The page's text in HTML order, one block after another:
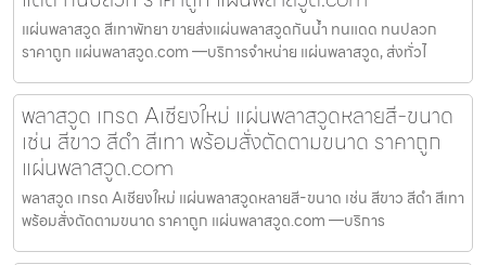
แผ่นพลาสวูด สีเทาพัทยา ขายส่งแผ่นพลาสวูดกันน้ำ ทนแดด ทนปลวก
ราคาถูก แผ่นพลาสวูด.com —บริการจำหน่าย แผ่นพลาสวูด, ส่งทั่วไ
พลาสวูด เกรด Aเชียงใหม่ แผ่นพลาสวูดหลายสี-ขนาด
เช่น สีขาว สีดำ สีเทา พร้อมสั่งตัดตามขนาด ราคาถูก
แผ่นพลาสวูด.com
พลาสวูด เกรด Aเชียงใหม่ แผ่นพลาสวูดหลายสี-ขนาด เช่น สีขาว สีดำ สีเทา
พร้อมสั่งตัดตามขนาด ราคาถูก แผ่นพลาสวูด.com —บริการ